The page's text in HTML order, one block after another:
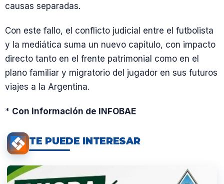
causas separadas.
Con este fallo, el conflicto judicial entre el futbolista
y la mediática suma un nuevo capítulo, con impacto
directo tanto en el frente patrimonial como en el
plano familiar y migratorio del jugador en sus futuros
viajes a la Argentina.
* Con información de INFOBAE
TE PUEDE INTERESAR